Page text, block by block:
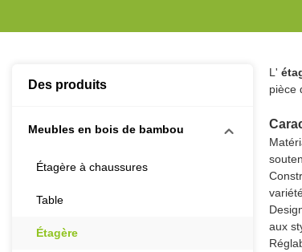
Des produits
Meubles en bois de bambou
Étagère à chaussures
Table
Étagère
L'
pièce
aux